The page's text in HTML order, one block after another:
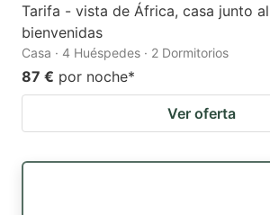
Tarifa - vista de África, casa junto
bienvenidas
Casa · 4 Huéspedes · 2 Dormitorios
87 € por noche*
Ver oferta